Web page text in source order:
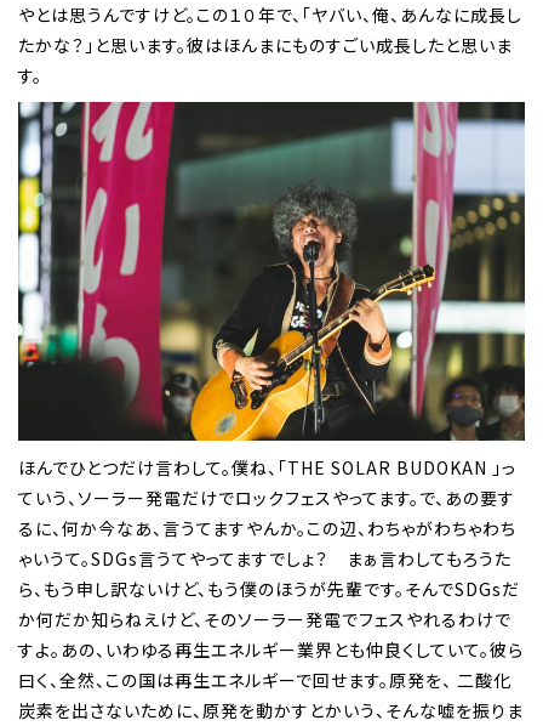
やとは思うんですけど。この１０年で、「ヤバい、俺、あんなに成長し
たかな？」と思います。彼はほんまにものすごい成長したと思いま
す。
ほんでひとつだけ言わして。僕ね、「THE SOLAR BUDOKAN 」っ
ていう、ソーラー発電だけでロックフェスやってます。で、あの要す
るに、何か今なあ、言うてますやんか。この辺、わちゃがわちゃわち
ゃいうて。SDGs言うてやってますでしょ？ まぁ言わしてもろうた
ら、もう申し訳ないけど、もう僕のほうが先輩です。そんでSDGsだ
か何だか知らねえけど、そのソーラー発電でフェスやれるわけで
すよ。あの、いわゆる再生エネルギー業界とも仲良くしていて。彼ら
曰く、全然、この国は再生エネルギーで回せます。原発を、 二酸化
炭素を出さないために、原発を動かすとかいう、そんな嘘を振りま